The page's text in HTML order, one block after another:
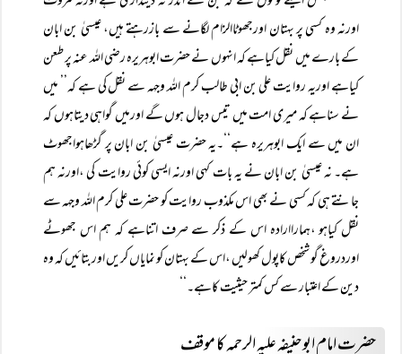
اورنہ وہ کسی پر بہتان اورجھوٹاالزام لگانے سے بازرہتے ہیں، عیسیٰ بن ابان
کے بارے میں نقل کیاہے کہ انہوں نے حضرت ابوہریرہ رضی اللہ عنہ پر طعن
کیاہے اوریہ روایت علی بن ابی طالب کرم اللہ وجہہ سے نقل کی ہے کہ’’ میں
نے سناہے کہ میری امت میں تیس دجال ہوں گے اورمیں گواہی دیتاہوں کہ
ان میں سے ایک ابوہریرہ ہے‘‘۔یہ حضرت عیسیٰ بن ابان پر گڑھاہواجھوٹ
ہے۔ نہ عیسیٰ بن ابان نے یہ بات کہی اورنہ ایسی کوئی روایت کی ،اورنہ ہم
جانتے ہی کہ کسی نے بھی اس مکذوب روایت کو حضرت علی کرم اللہ وجہہ سے
نقل کیاہو ،ہماراارادہ اس کے ذکر سے صرف اتناہے کہ ہم اس جھوٹے
اوردروغ گو شخص کاپول کھولیں ،اس کے بہتان کو نمایاں کریں اوربتائیں کہ وہ
دین کے اعتبار سے کس کمتر حیثیت کاہے۔‘‘
حضرت امام ابوحنیفہ علیہ الرحمہ کا موقف